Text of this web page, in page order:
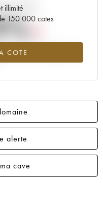
illimité
150 000 cotes
COTE
de la cote
en 2026 par rapport à
alerte
cave